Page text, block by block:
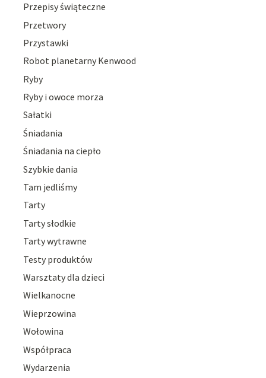
Przepisy świąteczne
Przetwory
Przystawki
Robot planetarny Kenwood
Ryby
Ryby i owoce morza
Sałatki
Śniadania
Śniadania na ciepło
Szybkie dania
Tam jedliśmy
Tarty
Tarty słodkie
Tarty wytrawne
Testy produktów
Warsztaty dla dzieci
Wielkanocne
Wieprzowina
Wołowina
Współpraca
Wydarzenia